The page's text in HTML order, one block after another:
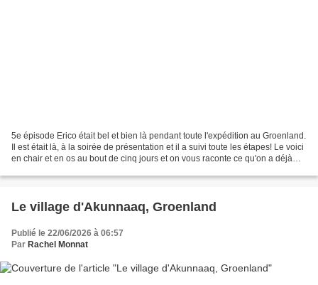
5e épisode Erico était bel et bien là pendant toute l'expédition au Groenland.
Il est était là, à la soirée de présentation et il a suivi toute les étapes! Le voici
en chair et en os au bout de cinq jours et on vous raconte ce qu'on a déjà
Le village d'Akunnaaq, Groenland
Publié le 22/06/2026 à 06:57
Par Rachel Monnat